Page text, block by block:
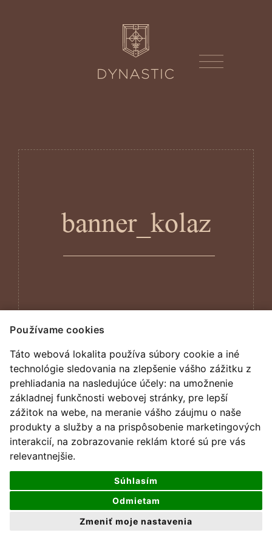
Používame cookies
Táto webová lokalita používa súbory cookie a iné
technológie sledovania na zlepšenie vášho zážitku z
prehliadania na nasledujúce účely: na umožnenie
základnej funkčnosti webovej stránky, pre lepší
zážitok na webe, na meranie vášho záujmu o naše
produkty a služby a na prispôsobenie marketingových
interakcií, na zobrazovanie reklám ktoré sú pre vás
relevantnejšie.
Súhlasím
Odmietam
Zmeniť moje nastavenia
banner_kolaz
všetky práva vyhradené
design bydarencurtis